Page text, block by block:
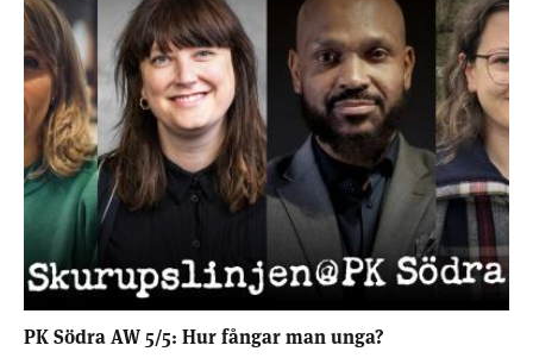
PK Södra AW 5/5: Hur fångar man unga?